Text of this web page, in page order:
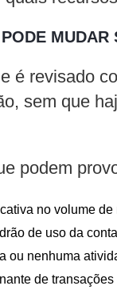
MUDAR
é revisado
sem que
podem
no volume
de uso da conta
ou nenhuma
de